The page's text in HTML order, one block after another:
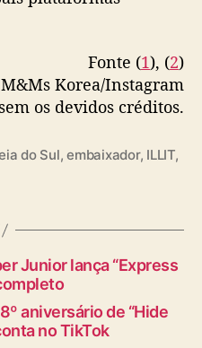
Fonte (1), (2)
Korea/Instagram
os devidos créditos.
do Sul,embaixador, ILLIT,
Junior lança “Express
aniversário de “Hide
no TikTok